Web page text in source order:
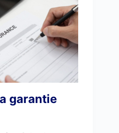
garantie